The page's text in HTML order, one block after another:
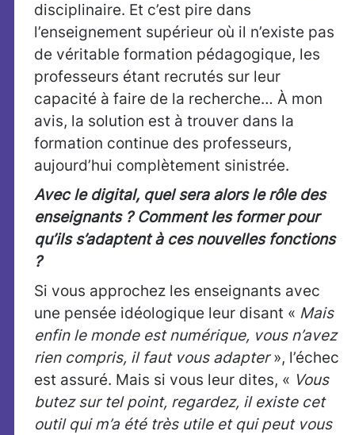
disciplinaire. Et c’est pire dans
l’enseignement supérieur où il n’existe pas
de véritable formation pédagogique, les
professeurs étant recrutés sur leur
capacité à faire de la recherche… À mon
avis, la solution est à trouver dans la
formation continue des professeurs,
aujourd’hui complètement sinistrée.
Avec le digital, quel sera alors le rôle des
enseignants ? Comment les former pour
qu’ils s’adaptent à ces nouvelles fonctions
?
Si vous approchez les enseignants avec
une pensée idéologique leur disant « Mais
enfin le monde est numérique, vous n’avez
rien compris, il faut vous adapter», l’échec
est assuré. Mais si vous leur dites, « Vous
butez sur tel point, regardez, il existe cet
outil qui m’a été très utile et qui peut vous